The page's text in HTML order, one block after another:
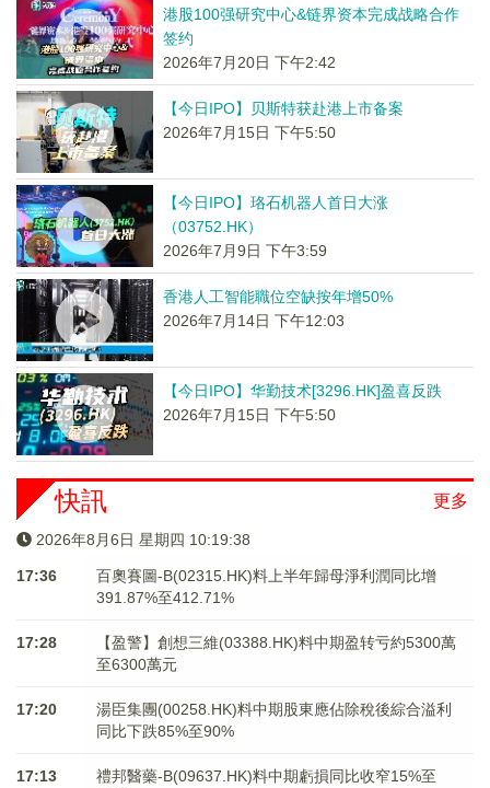
港股100强研究中心&链界资本完成战略合作
签约
2026年7月20日 下午2:42
【今日IPO】贝斯特获赴港上市备案
2026年7月15日 下午5:50
【今日IPO】珞石机器人首日大涨
（03752.HK）
2026年7月9日 下午3:59
香港人工智能職位空缺按年增50%
2026年7月14日 下午12:03
【今日IPO】华勤技术[3296.HK]盈喜反跌
2026年7月15日 下午5:50
更多
快訊
2026年8月6日 星期四 10:19:39
17:36
百奧賽圖-B(02315.HK)料上半年歸母淨利潤同比增
391.87%至412.71%
17:28
【盈警】創想三維(03388.HK)料中期盈转亏約5300萬
至6300萬元
17:20
湯臣集團(00258.HK)料中期股東應佔除稅後綜合溢利
同比下跌85%至90%
17:13
禮邦醫藥-B(09637.HK)料中期虧損同比收窄15%至